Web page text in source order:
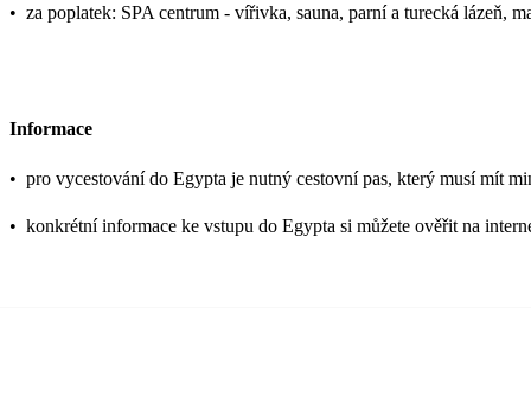
• za poplatek: SPA centrum - vířivka, sauna, parní a turecká lázeň,
Informace
• pro vycestování do Egypta je nutný cestovní pas, který musí mít
• konkrétní informace ke vstupu do Egypta si můžete ověřit na